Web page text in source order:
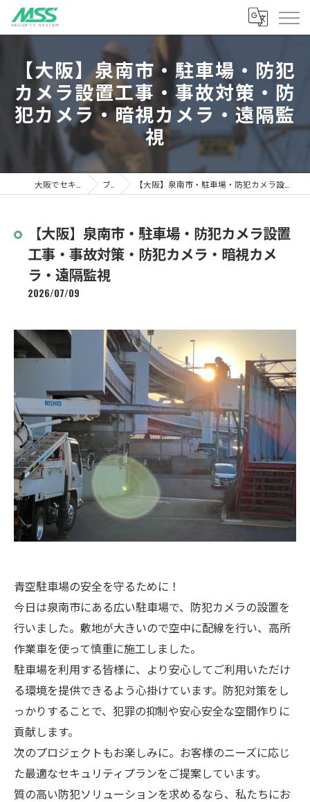
【大阪】泉南市・駐車場・防犯
カメラ設置工事・事故対策・防
犯カメラ・暗視カメラ・遠隔監
視
ブログ 【大阪】泉南市・駐車場・防犯カメラ設置工事・事故対策・防犯カメラ・暗視カメラ・遠隔監視
【大阪】泉南市・駐車場・防犯カメラ設置
工事・事故対策・防犯カメラ・暗視カメ
ラ・遠隔監視
2026/07/09
青空駐車場の安全を守るために！
今日は泉南市にある広い駐車場で、防犯カメラの設置を
行いました。敷地が大きいので空中に配線を行い、高所
作業車を使って慎重に施工しました。
駐車場を利用する皆様に、より安心してご利用いただけ
る環境を提供できるよう心掛けています。防犯対策をし
っかりすることで、犯罪の抑制や安心安全な空間作りに
貢献します。
次のプロジェクトもお楽しみに。お客様のニーズに応じ
た最適なセキュリティプランをご提案しています。
質の高い防犯ソリューションを求めるなら、私たちにお